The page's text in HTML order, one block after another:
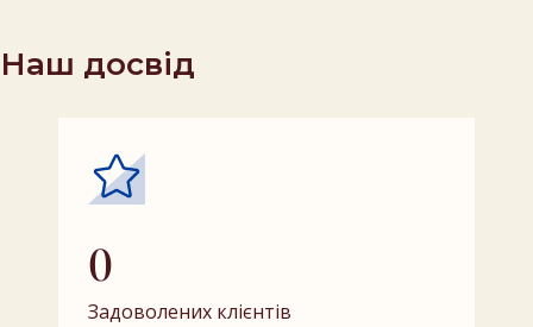
Наш досвід
0
Задоволених клієнтів